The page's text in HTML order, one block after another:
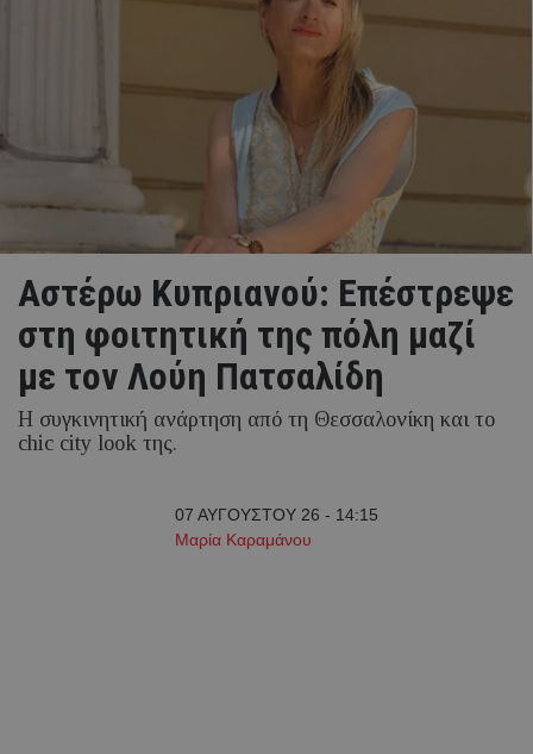
Αστέρω Κυπριανού: Επέστρεψε
στη φοιτητική της πόλη μαζί
με τον Λούη Πατσαλίδη
Η συγκινητική ανάρτηση από τη Θεσσαλονίκη και το
chic city look της.
07 ΑΥΓΟΥΣΤΟΥ 26 - 14:15
Μαρία Καραμάνου